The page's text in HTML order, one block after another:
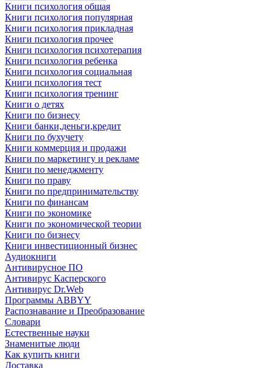
Книги психология общая
Книги психология популярная
Книги психология прикладная
Книги психология прочее
Книги психология психотерапия
Книги психология ребенка
Книги психология социальная
Книги психология тест
Книги психология тренинг
Книги о детях
Книги по бизнесу
Книги банки,деньги,кредит
Книги по бухучету
Книги коммерция и продажи
Книги по маркетингу и рекламе
Книги по менеджменту
Книги по праву
Книги по предпринимательству
Книги по финансам
Книги по экономике
Книги по экономической теории
Книги по бизнесу
Книги инвестиционный бизнес
Аудиокниги
Антивирусное ПО
Антивирус Касперского
Антивирус Dr.Web
Программы ABBYY
Распознавание и Преобразование
Словари
Естественные науки
Знаменитые люди
Как купить книги
Доставка